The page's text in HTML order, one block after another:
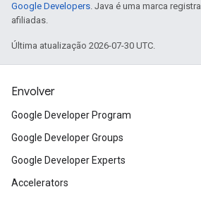
Google Developers. Java é uma marca
afiliadas.
Última atualização 2026-07-30 UTC.
Envolver
Google Developer Program
Google Developer Groups
Google Developer Experts
Accelerators